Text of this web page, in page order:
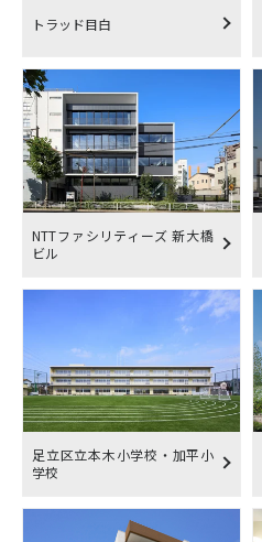
トラッド目白
NTTファシリティーズ 新大橋
ビル
足立区立本木小学校・加平小
学校